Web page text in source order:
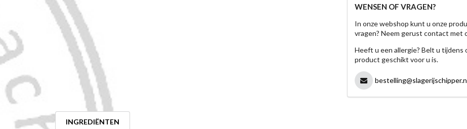
WENSEN OF VRAGEN?
In onze webshop kunt u onze
vragen? Neem gerust contact met
Heeft u een allergie? Belt u
product geschikt voor u is.
INGREDIËNTEN